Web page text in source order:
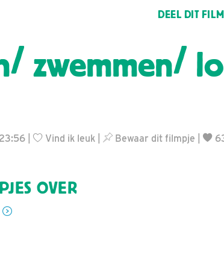
DEEL DIT
zwemmen/
| Vind ik leuk Bewaar dit filmpje
OVER